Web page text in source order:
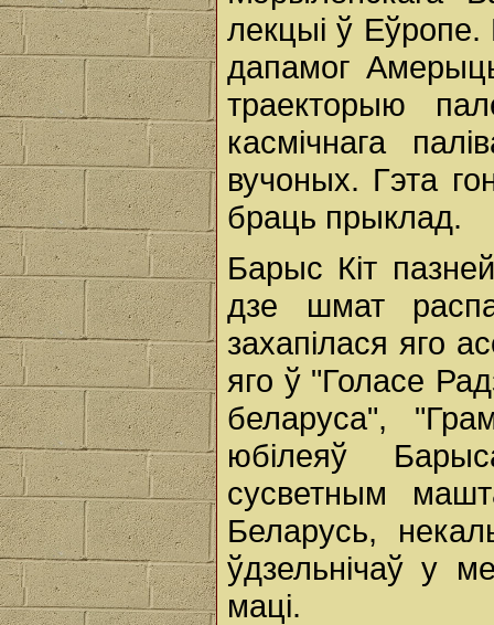
лекцыі ў Еўропе.
дапамог
траекторыю
касмічнага
вучоных. Гэта
браць прыклад.
Барыс Кіт
дзе шмат
захапілася яго
яго ў "Голасе
беларуса",
юбілеяў
сусветным
Беларусь,
ўдзельнічаў у
маці.